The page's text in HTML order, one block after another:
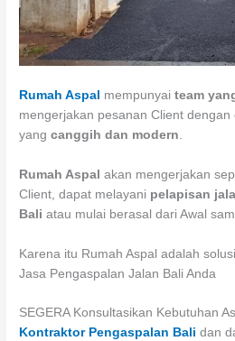
Rumah Aspal mempunyaiteam
mengerjakan pesanan Client dengan
yangcanggih dan modern
Rumah Aspal akan mengerjakan
Client, dapat melayani pelapisan
Baliatau mulai berasal dari Awal
Karena itu Rumah Aspal adalah
Jasa Pengaspalan Jalan Bali Anda
SEGERA Konsultasikan Kebutuhan
Kontraktor Pengaspalan Balidan